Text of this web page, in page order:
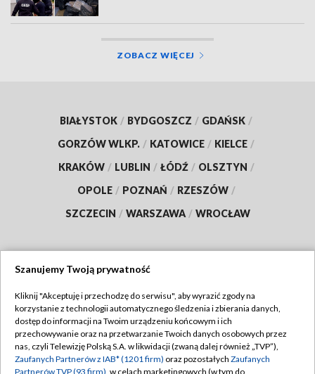
ZOBACZ WIĘCEJ
BIAŁYSTOK / BYDGOSZCZ / GDAŃSK /
GORZÓW WLKP. / KATOWICE / KIELCE /
KRAKÓW / LUBLIN / ŁÓDŹ / OLSZTYN /
OPOLE / POZNAŃ / RZESZÓW /
SZCZECIN / WARSZAWA / WROCŁAW
TVP
Abonament TVP
Emisja w TVP
Regulamin TVP
Polityka prywatności
Szanujemy Twoją prywatność
Kliknij "Akceptuję i przechodzę do serwisu", aby wyrazić zgody na
korzystanie z technologii automatycznego śledzenia i zbierania danych,
dostęp do informacji na Twoim urządzeniu końcowym i ich
przechowywanie oraz na przetwarzanie Twoich danych osobowych przez
nas, czyli Telewizję Polską S.A. w likwidacji (zwaną dalej również „TVP”),
Zaufanych Partnerów z IAB* (1201 firm) oraz pozostałych Zaufanych
Partnerów TVP (93 firm) , w celach marketingowych (w tym do